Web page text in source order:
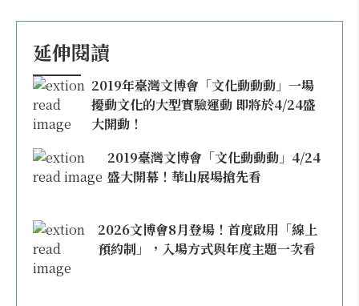
延伸閱讀
2019年臺灣文博會「文化動動動」一場
擾動文化的大型實驗運動 即將於4/24盛
大開動！
2019臺灣文博會「文化動動動」4/24
盛大開幕！華山展場搶先看
2026文博會8月登場！首度啟用「線上
預約制」，入場方式與年度主題一次看